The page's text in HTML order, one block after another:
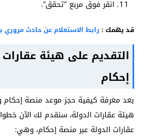
انقر فوق مربع “تحقق”.
قد يهمك : رابط الاستعلام عن حادث مروري
التقديم على هيئة
إحكام
بعد معرفة كيفية حجز موعد منصة
هيئة عقارات الدولة، سنقدم لك الآن
عقارات الدولة عبر منصة إحكام، وهي: